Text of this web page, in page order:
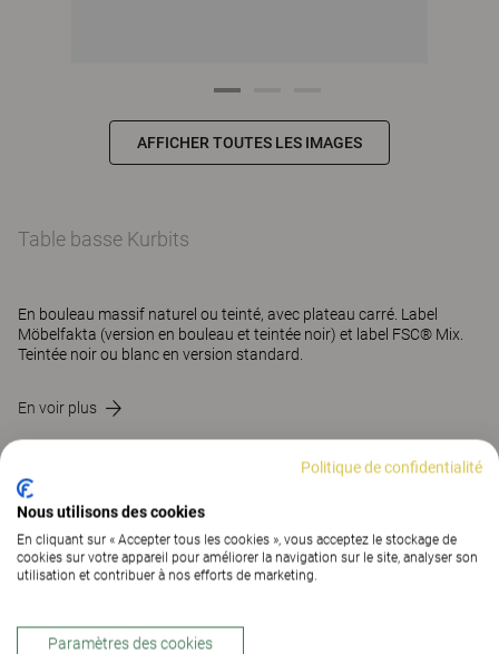
AFFICHER TOUTES LES IMAGES
Table basse Kurbits
En bouleau massif naturel ou teinté, avec plateau carré. Label
Möbelfakta (version en bouleau et teintée noir) et label FSC® Mix.
Teintée noir ou blanc en version standard.
En voir plus
TROUVER UNE DE NOS AGENCES
Matériaux Téléchargements (6)
Politique de confidentialité
Nous utilisons des cookies
En cliquant sur « Accepter tous les cookies », vous acceptez le stockage de
cookies sur votre appareil pour améliorer la navigation sur le site, analyser son
utilisation et contribuer à nos efforts de marketing.
Paramètres des cookies